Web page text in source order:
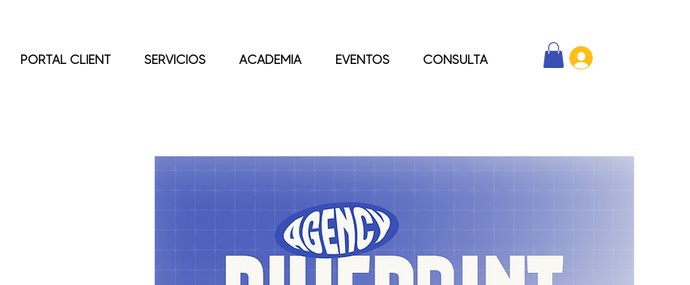
PORTAL CLIENT SERVICIOS ACADEMIA EVENTOS CONSULTA